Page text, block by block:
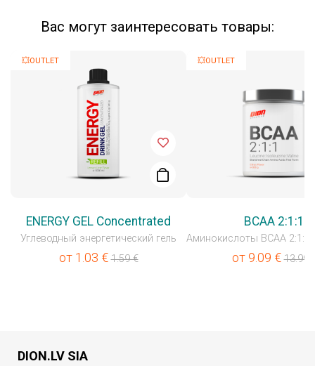
Вас могут заинтересовать товары:
💥OUTLET
ENERGY GEL Concentrated
Углеводный энергетический гель
от 1.03 €1.59€
💥OUTLET
BCAA 2:1:1
от 9.09 €13.99
DION.LV SIA